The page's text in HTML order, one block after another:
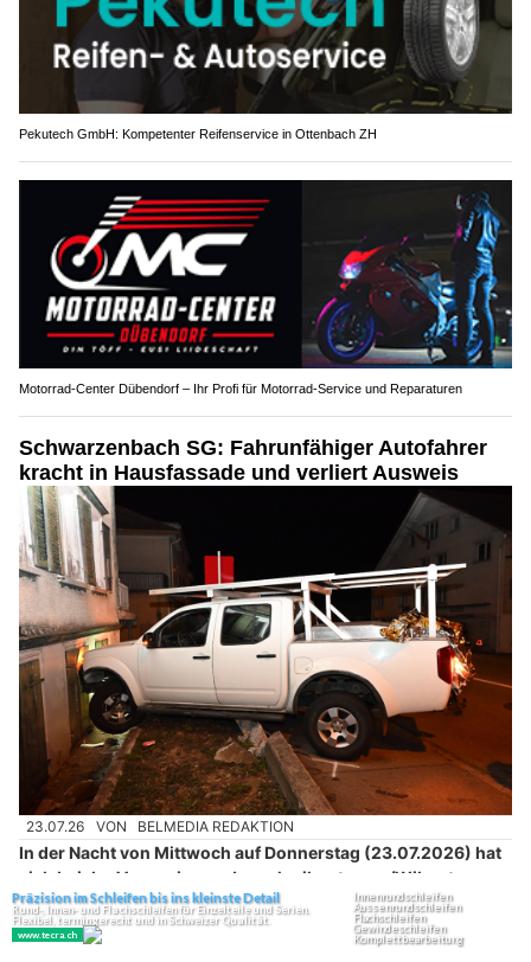
Pekutech GmbH: Kompetenter Reifenservice in Ottenbach ZH
Motorrad-Center Dübendorf – Ihr Profi für Motorrad-Service und Reparaturen
Schwarzenbach SG: Fahrunfähiger Autofahrer
kracht in Hausfassade und verliert Ausweis
23.07.26 VON BELMEDIA REDAKTION
In der Nacht von Mittwoch auf Donnerstag (23.07.2026) hat
sich bei der Verzweigung Jonschwilerstrasse/Wilerstrasse
einSelbstunfall ereignet.
Ein 28-jähriger Autofahrer kam von der Strasse ab und prallte